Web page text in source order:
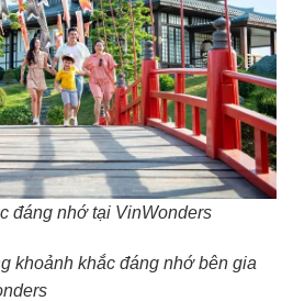
đáng nhớ tại VinWonders
khoảnh khắc đáng nhớ bên gia